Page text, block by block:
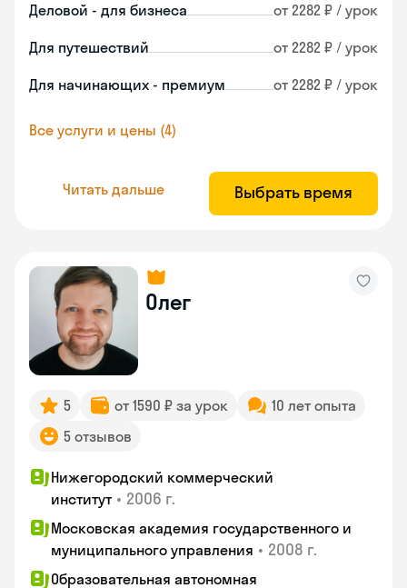
Деловой - для бизнеса от 2282 ₽ / урок
Для путешествий от 2282 ₽ / урок
Для начинающих - премиум от 2282 ₽ / урок
Все услуги и цены (4)
Читать дальше Выбрать время
Олег
5 от 1590 ₽ за урок
10 лет опыта
5 отзывов
Нижегородский коммерческий
институт • 2006 г.
Московская академия государственного и
муниципального управления • 2008 г.
Образовательная автономная